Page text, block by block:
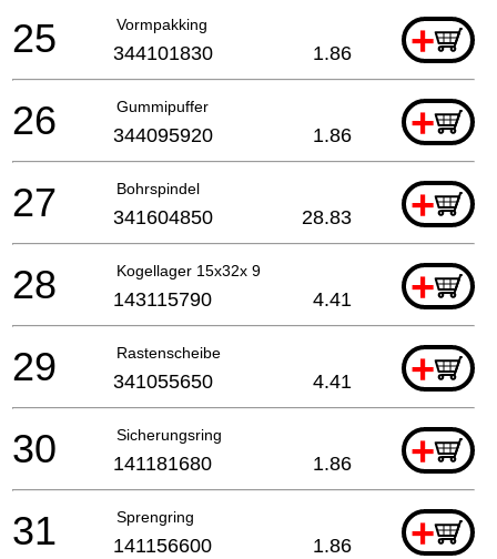
Vormpakking +
25 344101830 1.86
Gummipuffer +
26 344095920 1.86
Bohrspindel +
27 341604850 28.83
Kogellager 15x32x 9 +
28 143115790 4.41
Rastenscheibe +
29 341055650 4.41
Sicherungsring +
30 141181680 1.86
Sprengring +
31 141156600 1.86